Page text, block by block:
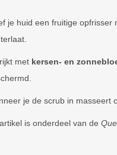
je huid een fruitige opfrisser
met kersen- en
je de scrub in masseert
is onderdeel van de